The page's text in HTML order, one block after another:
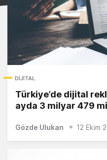
DIJITAL
Türkiye’de dijital
ayda 3 milyar 479
Gözde Ulukan 12 Ekim